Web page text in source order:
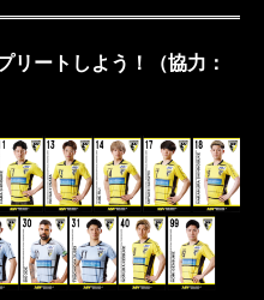
リートしよう！（協力：